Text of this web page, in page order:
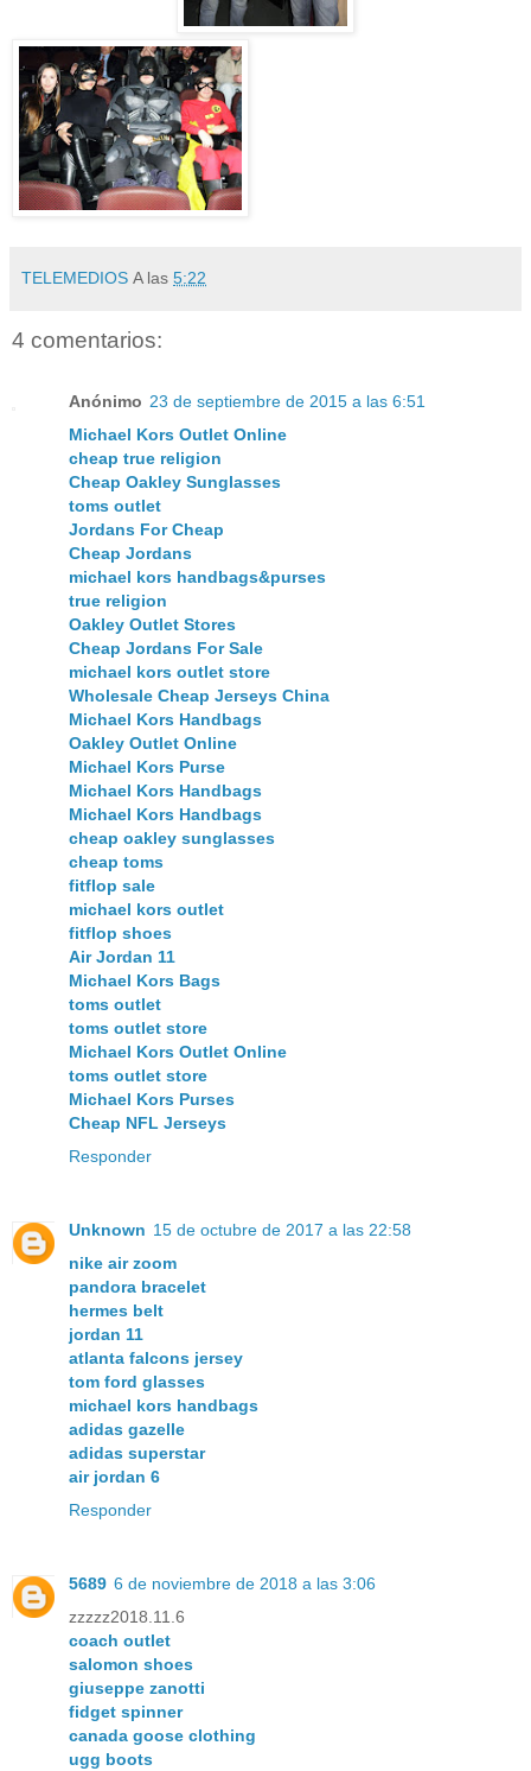
TELEMEDIOS A las 5:22
4 comentarios:
Anónimo 23 de septiembre de 2015 a las 6:51
Michael Kors Outlet Online
cheap true religion
Cheap Oakley Sunglasses
toms outlet
Jordans For Cheap
Cheap Jordans
michael kors handbags&purses
true religion
Oakley Outlet Stores
Cheap Jordans For Sale
michael kors outlet store
Wholesale Cheap Jerseys China
Michael Kors Handbags
Oakley Outlet Online
Michael Kors Purse
Michael Kors Handbags
Michael Kors Handbags
cheap oakley sunglasses
cheap toms
fitflop sale
michael kors outlet
fitflop shoes
Air Jordan 11
Michael Kors Bags
toms outlet
toms outlet store
Michael Kors Outlet Online
toms outlet store
Michael Kors Purses
Cheap NFL Jerseys
Responder
Unknown 15 de octubre de 2017 a las 22:58
nike air zoom
pandora bracelet
hermes belt
jordan 11
atlanta falcons jersey
tom ford glasses
michael kors handbags
adidas gazelle
adidas superstar
air jordan 6
Responder
5689 6 de noviembre de 2018 a las 3:06
zzzzz2018.11.6
coach outlet
salomon shoes
giuseppe zanotti
fidget spinner
canada goose clothing
ugg boots